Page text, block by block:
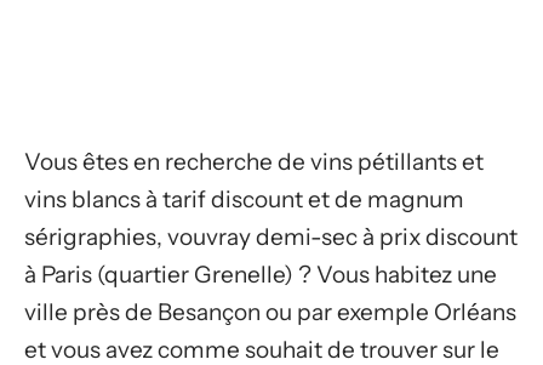
Vous êtes en recherche de vins pétillants et
vins blancs à tarif discount et de magnum
sérigraphies, vouvray demi-sec à prix discount
à Paris (quartier Grenelle) ? Vous habitez une
ville près de Besançon ou par exemple Orléans
et vous avez comme souhait de trouver sur le